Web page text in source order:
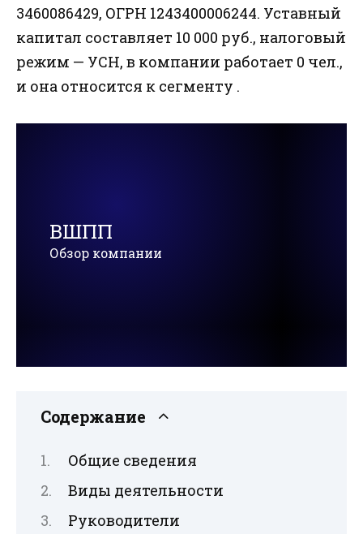
3460086429, ОГРН 1243400006244. Уставный
капитал составляет 10 000 руб., налоговый
режим — УСН, в компании работает 0 чел.,
и она относится к сегменту .
ВШПП
Обзор компании
Содержание
Общие сведения
Виды деятельности
Руководители